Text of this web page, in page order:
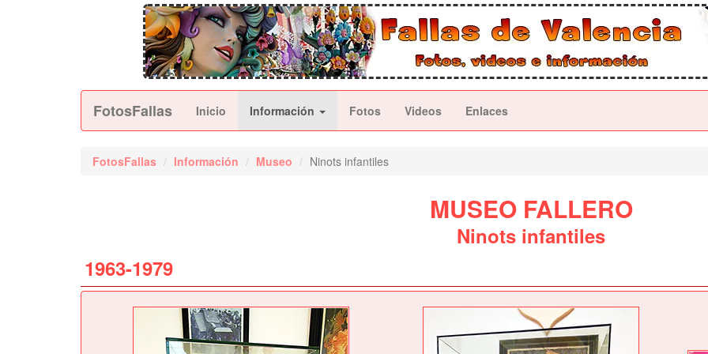
FotosFallas Inicio Información Fotos Videos Enlaces
FotosFallas Información Museo Ninots infantiles
MUSEO FALLERO
Ninots infantiles
1963-1979